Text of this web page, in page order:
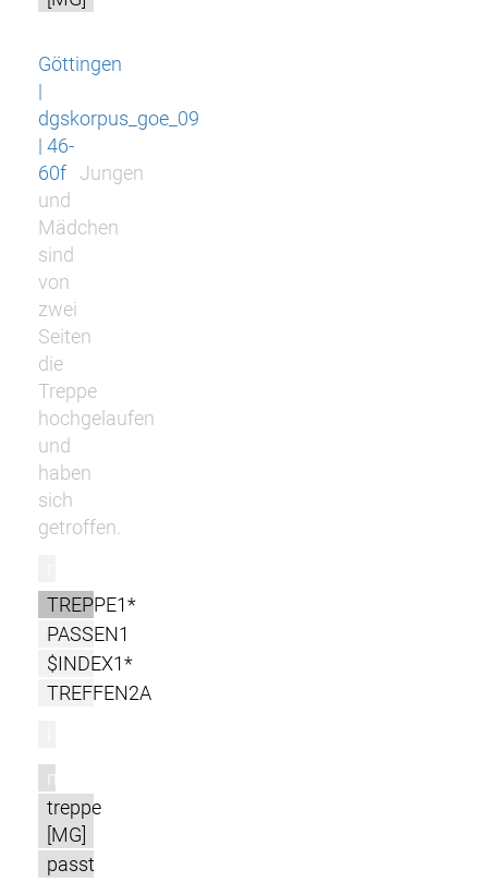
Göttingen
|
dgskorpus_goe_09
| 46-
60f
Jungen
und
Mädchen
sind
von
zwei
Seiten
die
Treppe
hochgelaufen
und
haben
sich
getroffen.
TREPPE1*
PASSEN1
$INDEX1*
TREFFEN2A
m
treppe
[MG]
passt